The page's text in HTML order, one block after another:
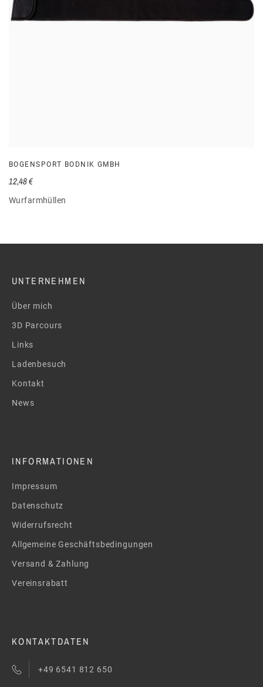
BOGENSPORT BODNIK GMBH
Wurfarmhüllen
12,48 €
UNTERNEHMEN
Über mich
3D Parcours
Links
Ladenbesuch
Kontakt
News
INFORMATIONEN
Impressum
Datenschutz
Widerrufsrecht
Allgemeine Geschäftsbedingungen
Versand & Zahlung
Vereinsrabatt
KONTAKTDATEN
+49 6541 812 650